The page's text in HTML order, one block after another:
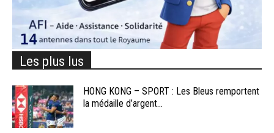
Les plus lus
HONG KONG – SPORT : Les Bleus remportent
la médaille d’argent...